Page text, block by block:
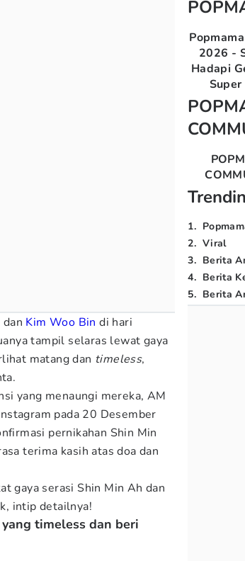
dan Kim Woo Bin di hari
tampil selaras lewat gaya
matang dan timeless,
yang menaungi mereka, AM
pada 20 Desember
pernikahan Shin Min
terima kasih atas doa dan
gaya serasi Shin Min Ah dan
intip detailnya!
timeless dan beri
2026 -
Hadapi
1.
2. Viral
3. Berita
4. Berita
5. Berita